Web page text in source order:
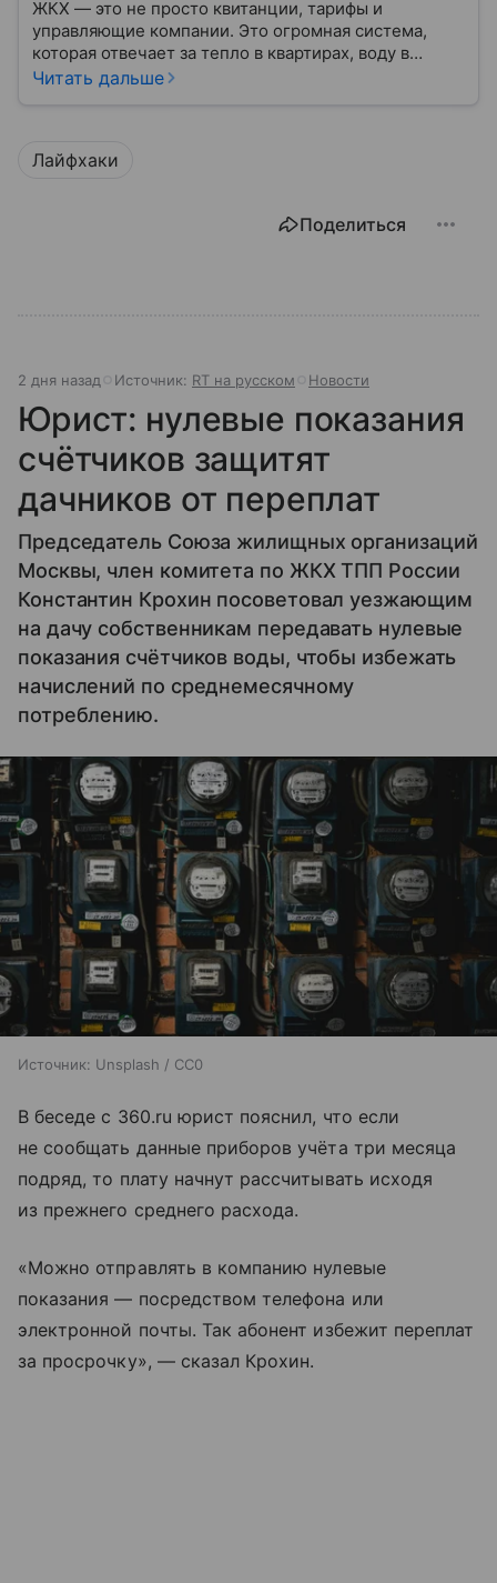
ЖКХ — это не просто квитанции, тарифы и
управляющие компании. Это огромная система,
которая отвечает за тепло в квартирах, воду в
кране, освещение улиц и чистоту во дворах.
Читать дальше
Лайфхаки
Поделиться
2 дня назад Источник: RT на русском Новости
Юрист: нулевые показания
счётчиков защитят
дачников от переплат
Председатель Союза жилищных организаций
Москвы, член комитета по ЖКХ ТПП России
Константин Крохин посоветовал уезжающим
на дачу собственникам передавать нулевые
показания счётчиков воды, чтобы избежать
начислений по среднемесячному
потреблению.
Источник: Unsplash / CC0
В беседе с 360.ru юрист пояснил, что если
не сообщать данные приборов учёта три месяца
подряд, то плату начнут рассчитывать исходя
из прежнего среднего расхода.
«Можно отправлять в компанию нулевые
показания — посредством телефона или
электронной почты. Так абонент избежит переплат
за просрочку», — сказал Крохин.